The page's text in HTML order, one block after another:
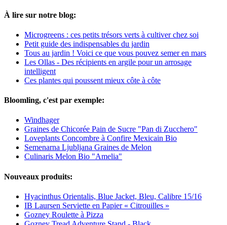
À lire sur notre blog:
Microgreens : ces petits trésors verts à cultiver chez soi
Petit guide des indispensables du jardin
Tous au jardin ! Voici ce que vous pouvez semer en mars
Les Ollas - Des récipients en argile pour un arrosage
intelligent
Ces plantes qui poussent mieux côte à côte
Bloomling, c'est par exemple:
Windhager
Graines de Chicorée Pain de Sucre "Pan di Zucchero"
Loveplants Concombre à Confire Mexicain Bio
Semenarna Ljubljana Graines de Melon
Culinaris Melon Bio "Amelia"
Nouveaux produits:
Hyacinthus Orientalis, Blue Jacket, Bleu, Calibre 15/16
IB Laursen Serviette en Papier « Citrouilles »
Gozney Roulette à Pizza